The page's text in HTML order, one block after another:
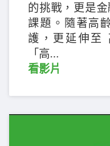
的挑戰，更是
課題。隨著高
護，更延伸至
「高...
看影片